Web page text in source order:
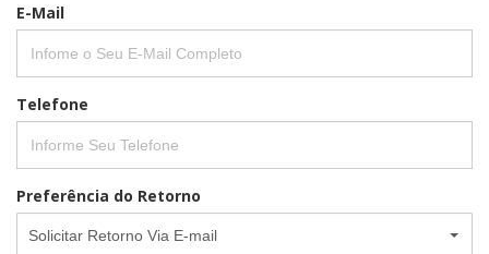
E-Mail
Telefone
Preferência do Retorno
Solicitar Retorno Via E-mail